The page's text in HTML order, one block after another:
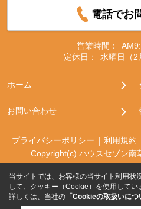
電話でお
営業時間：
定休日：
水曜日（2
ホーム
お問い合わせ
プライバシーポリシー 利用規約
Copyright(c) ハウスセゾン南
当サイトでは、お客様の当サイト利用状
して、クッキー（Cookie）を使用してい
詳しくは、当社の 「Cookieの取扱いにつ